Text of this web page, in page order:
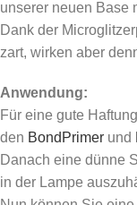
unserer neuen Base
Dank der
zart, wirken aber
Anwendung:
Für eine gute
den BondPrimer und
Danach eine dünne
in der Lampe